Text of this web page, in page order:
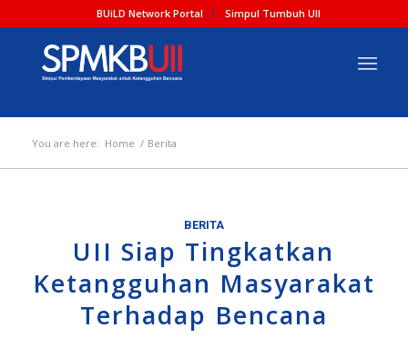
BUiLD Network Portal Simpul Tumbuh UII
You are here: Home / Berita
BERITA
UII Siap Tingkatkan
Ketangguhan Masyarakat
Terhadap Bencana